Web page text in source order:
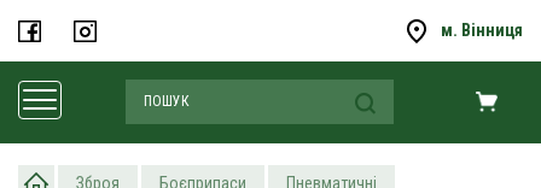
м. Вінниця
Зброя Боєприпаси Пневматичні